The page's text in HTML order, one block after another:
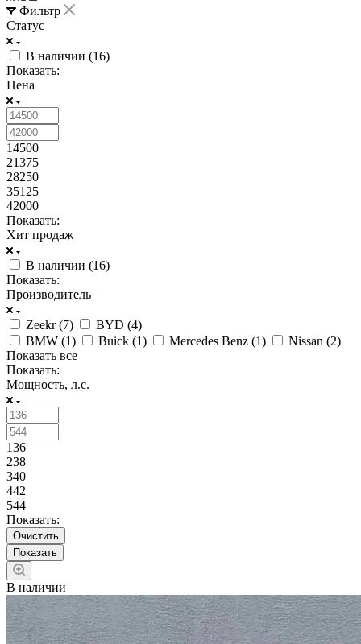
Фильтр
Статус
В наличии (16)
Показать:
Цена
14500
21375
28250
35125
42000
Показать:
Хит продаж
В наличии (16)
Показать:
Производитель
Zeekr (7) BYD (4)
BMW (1) Buick (1) Mercedes Benz (1) Nissan (2)
Показать все
Показать:
Мощность, л.с.
136
238
340
442
544
Показать:
Очистить
В наличии